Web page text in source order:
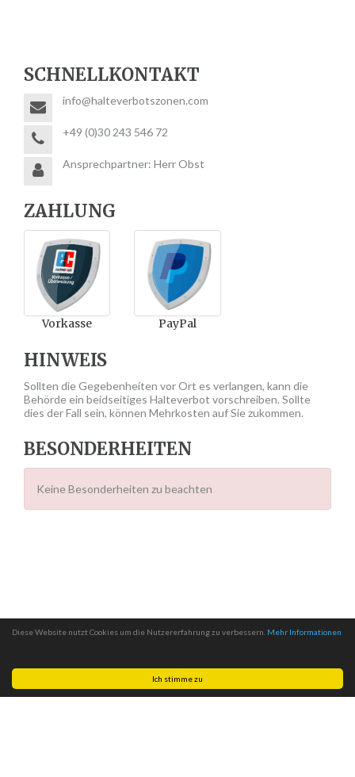
Ich stimme zu
Diese Website nutzt Cookies um die Nutzererfahrung zu verbessern. Mehr Informationen
SCHNELLKONTAKT
info@halteverbotszonen.com
+49 (0)30 243 546 72
Ansprechpartner: Herr Obst
ZAHLUNG
Vorkasse PayPal
HINWEIS
Sollten die Gegebenheiten vor Ort es verlangen, kann die
Behörde ein beidseitiges Halteverbot vorschreiben. Sollte
dies der Fall sein, können Mehrkosten auf Sie zukommen.
BESONDERHEITEN
Keine Besonderheiten zu beachten